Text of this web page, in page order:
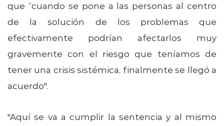
que “cuando se pone a las personas al centro
de la solución de los problemas que
efectivamente podrían afectarlos muy
gravemente con el riesgo que teníamos de
tener una crisis sistémica, finalmente se llegó a
acuerdo".
"Aquí se va a cumplir la sentencia y al mismo